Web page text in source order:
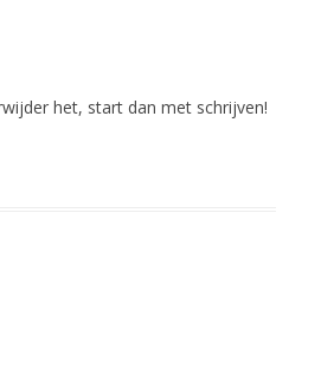
het, start dan met schrijven!